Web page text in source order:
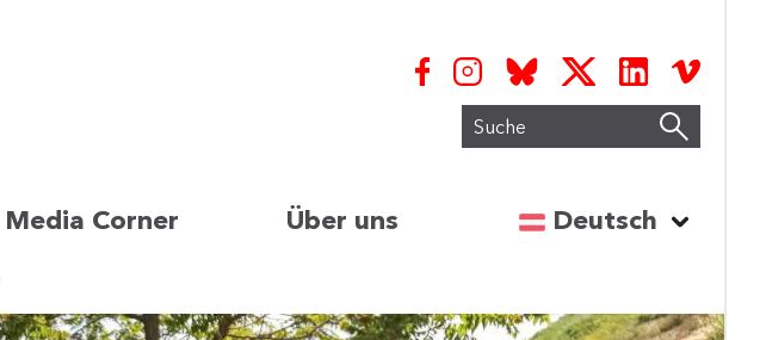
Suche
Media Corner Über uns Sprache
Deutsch